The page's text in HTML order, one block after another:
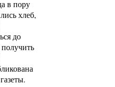
в пору
хлеб,
до